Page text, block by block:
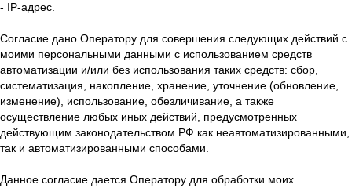
- IP-адрес.
Согласие дано Оператору для совершения следующих действий с
моими персональными данными с использованием средств
автоматизации и/или без использования таких средств: сбор,
систематизация, накопление, хранение, уточнение (обновление,
изменение), использование, обезличивание, а также
осуществление любых иных действий, предусмотренных
действующим законодательством РФ как неавтоматизированными,
так и автоматизированными способами.
Данное согласие дается Оператору для обработки моих